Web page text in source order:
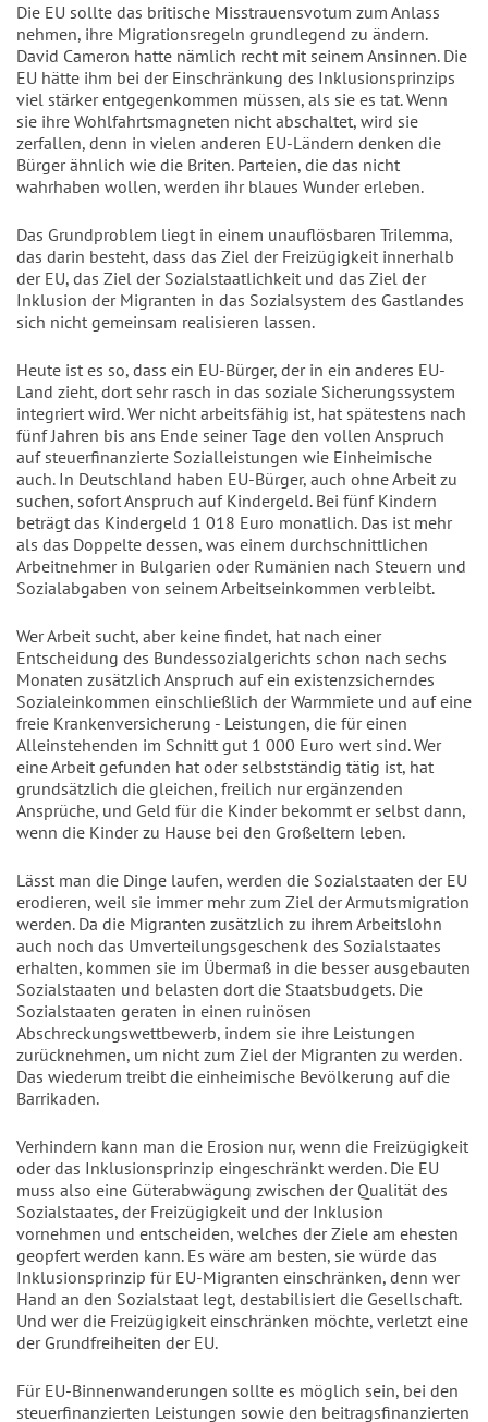
Die EU sollte das britische Misstrauensvotum zum Anlass
nehmen, ihre Migrationsregeln grundlegend zu ändern.
David Cameron hatte nämlich recht mit seinem Ansinnen. Die
EU hätte ihm bei der Einschränkung des Inklusionsprinzips
viel stärker entgegenkommen müssen, als sie es tat. Wenn
sie ihre Wohlfahrtsmagneten nicht abschaltet, wird sie
zerfallen, denn in vielen anderen EU-Ländern denken die
Bürger ähnlich wie die Briten. Parteien, die das nicht
wahrhaben wollen, werden ihr blaues Wunder erleben.
Das Grundproblem liegt in einem unauflösbaren Trilemma,
das darin besteht, dass das Ziel der Freizügigkeit innerhalb
der EU, das Ziel der Sozialstaatlichkeit und das Ziel der
Inklusion der Migranten in das Sozialsystem des Gastlandes
sich nicht gemeinsam realisieren lassen.
Heute ist es so, dass ein EU-Bürger, der in ein anderes EU-
Land zieht, dort sehr rasch in das soziale Sicherungssystem
integriert wird. Wer nicht arbeitsfähig ist, hat spätestens nach
fünf Jahren bis ans Ende seiner Tage den vollen Anspruch
auf steuerfinanzierte Sozialleistungen wie Einheimische
auch. In Deutschland haben EU-Bürger, auch ohne Arbeit zu
suchen, sofort Anspruch auf Kindergeld. Bei fünf Kindern
beträgt das Kindergeld 1 018 Euro monatlich. Das ist mehr
als das Doppelte dessen, was einem durchschnittlichen
Arbeitnehmer in Bulgarien oder Rumänien nach Steuern und
Sozialabgaben von seinem Arbeitseinkommen verbleibt.
Wer Arbeit sucht, aber keine findet, hat nach einer
Entscheidung des Bundessozialgerichts schon nach sechs
Monaten zusätzlich Anspruch auf ein existenzsicherndes
Sozialeinkommen einschließlich der Warmmiete und auf eine
freie Krankenversicherung - Leistungen, die für einen
Alleinstehenden im Schnitt gut 1 000 Euro wert sind. Wer
eine Arbeit gefunden hat oder selbstständig tätig ist, hat
grundsätzlich die gleichen, freilich nur ergänzenden
Ansprüche, und Geld für die Kinder bekommt er selbst dann,
wenn die Kinder zu Hause bei den Großeltern leben.
Lässt man die Dinge laufen, werden die Sozialstaaten der EU
erodieren, weil sie immer mehr zum Ziel der Armutsmigration
werden. Da die Migranten zusätzlich zu ihrem Arbeitslohn
auch noch das Umverteilungsgeschenk des Sozialstaates
erhalten, kommen sie im Übermaß in die besser ausgebauten
Sozialstaaten und belasten dort die Staatsbudgets. Die
Sozialstaaten geraten in einen ruinösen
Abschreckungswettbewerb, indem sie ihre Leistungen
zurücknehmen, um nicht zum Ziel der Migranten zu werden.
Das wiederum treibt die einheimische Bevölkerung auf die
Barrikaden.
Verhindern kann man die Erosion nur, wenn die Freizügigkeit
oder das Inklusionsprinzip eingeschränkt werden. Die EU
muss also eine Güterabwägung zwischen der Qualität des
Sozialstaates, der Freizügigkeit und der Inklusion
vornehmen und entscheiden, welches der Ziele am ehesten
geopfert werden kann. Es wäre am besten, sie würde das
Inklusionsprinzip für EU-Migranten einschränken, denn wer
Hand an den Sozialstaat legt, destabilisiert die Gesellschaft.
Und wer die Freizügigkeit einschränken möchte, verletzt eine
der Grundfreiheiten der EU.
Für EU-Binnenwanderungen sollte es möglich sein, bei den
steuerfinanzierten Leistungen sowie den beitragsfinanzierten